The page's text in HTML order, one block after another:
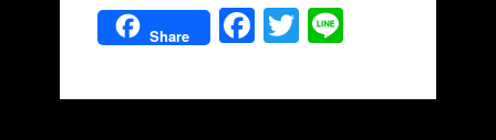
Share
FacebookTwitter